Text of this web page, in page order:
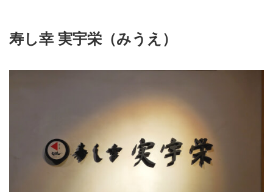
寿し幸 実宇栄（みうえ）